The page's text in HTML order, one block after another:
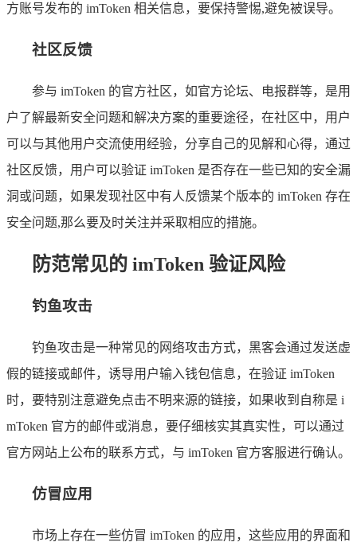
方账号发布的 imToken 相关信息，要保持警惕,避免被误导。
社区反馈
参与 imToken 的官方社区，如官方论坛、电报群等，是用
户了解最新安全问题和解决方案的重要途径，在社区中，用户
可以与其他用户交流使用经验，分享自己的见解和心得，通过
社区反馈，用户可以验证 imToken 是否存在一些已知的安全漏
洞或问题，如果发现社区中有人反馈某个版本的 imToken 存在
安全问题,那么要及时关注并采取相应的措施。
防范常见的 imToken 验证风险
钓鱼攻击
钓鱼攻击是一种常见的网络攻击方式，黑客会通过发送虚
假的链接或邮件，诱导用户输入钱包信息，在验证 imToken
时，要特别注意避免点击不明来源的链接，如果收到自称是 i
mToken 官方的邮件或消息，要仔细核实其真实性，可以通过
官方网站上公布的联系方式，与 imToken 官方客服进行确认。
仿冒应用
市场上存在一些仿冒 imToken 的应用，这些应用的界面和